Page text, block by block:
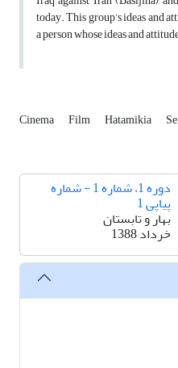
today. This group’s ideas and
a person whose ideas and
Cinema Film Hatamikia
دوره 1، شماره 1 - شماره
پیاپی 1
بهار و تابستان
خرداد 1388